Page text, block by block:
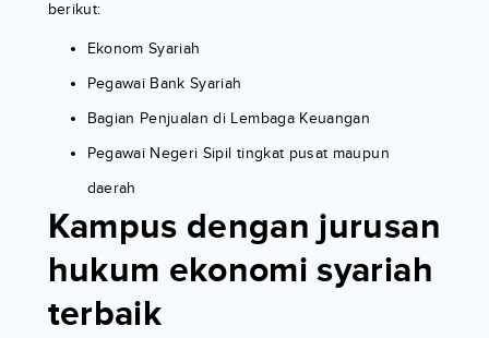
berikut:
Ekonom Syariah
Pegawai Bank Syariah
Bagian Penjualan di Lembaga Keuangan
Pegawai Negeri Sipil tingkat pusat maupun
daerah
Kampus dengan jurusan
hukum ekonomi syariah
terbaik